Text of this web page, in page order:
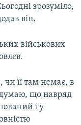
зрозуміло,
він.
військових
чи її там немає, в
що навряд
і у